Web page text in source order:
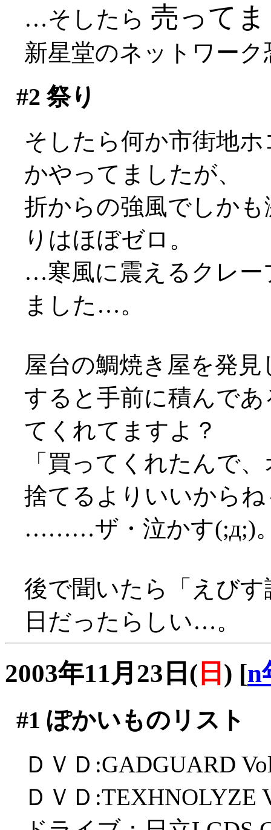
…そしたら 売って
新星堂のネットワー
#2 祭り
そしたら何か市街地
かやってましたが、
折からの強風でしか
りはほぼゼロ。
…寒風に震えるクレー
ました…。
屋台の鯛焼き屋を発
すると手前に積んで
てくれてますよ？
「買ってくれたんで
捨てるよりいいから
………ザ・泣かす(;д;)
後で聞いたら「えび
日だったらしい…。
2003年11月23日( 日 ) [n
#1 ぽかいものリスト
ＤＶＤ:GADGUARD
ＤＶＤ:TEXHNOLYZE